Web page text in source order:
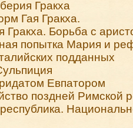
Гракха
Гая Гракха.
Борьба с
попытка Мария и
подданных
Евпатором
поздней Римской